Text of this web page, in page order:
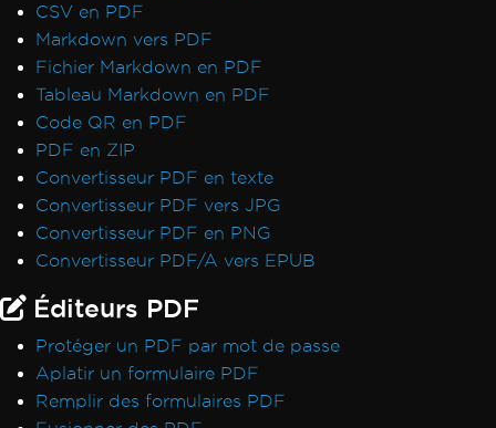
CSV en PDF
Markdown vers PDF
Fichier Markdown en PDF
Tableau Markdown en PDF
Code QR en PDF
PDF en ZIP
Convertisseur PDF en texte
Convertisseur PDF vers JPG
Convertisseur PDF en PNG
Convertisseur PDF/A vers EPUB
Éditeurs PDF
Protéger un PDF par mot de passe
Aplatir un formulaire PDF
Remplir des formulaires PDF